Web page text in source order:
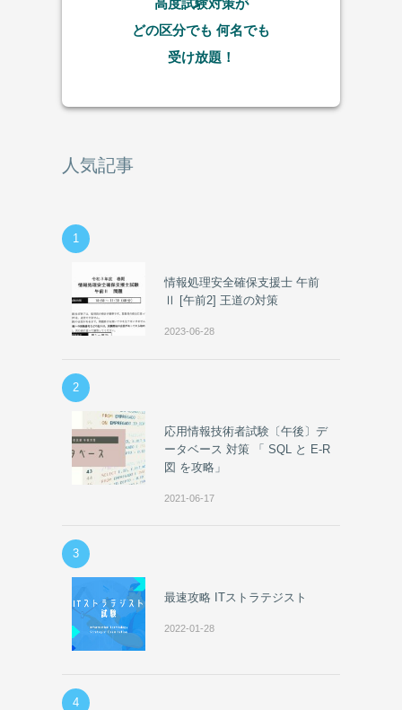
どの区分でも 何名でも
受け放題！
人気記事
1
情報処理安全確保支援士 午前
Ⅱ [午前2] 王道の対策
2023-06-28
2
応用情報技術者試験〔午後〕デ
ータベース 対策 「 SQL と E-R
図 を攻略」
2021-06-17
3
最速攻略 ITストラテジスト
2022-01-28
4